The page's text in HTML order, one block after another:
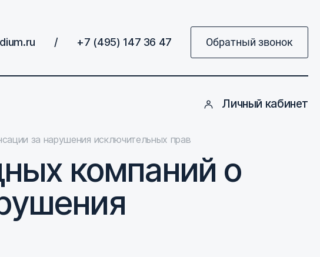
/ +7 (495) 147 36 47 Обратный звонок
Личный кабинет
за нарушения исключительных прав
компаний о